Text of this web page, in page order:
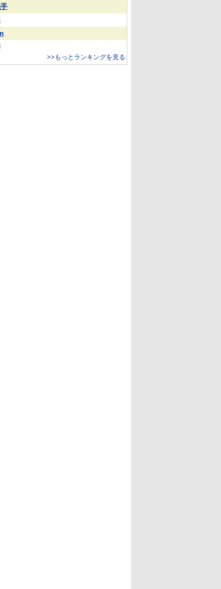
>>もっとランキングを見る